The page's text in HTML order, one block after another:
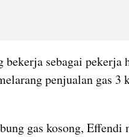
bekerja sebagai
penjualan gas 3
gas kosong, Effendi